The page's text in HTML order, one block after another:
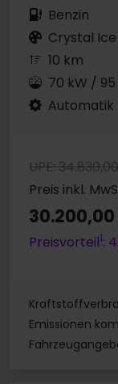
Benzin
Crystal
10 km
70 kW / 95
Automatik
UPE:
Preis inkl.
30.200,00
Preisvorteil1:
Emissionen